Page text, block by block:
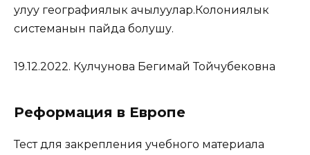
улуу географиялык ачылуулар.Колониялык
системанын пайда болушу.
19.12.2022. Кулчунова Бегимай Тойчубековна
Реформация в Европе
Тест для закрепления учебного материала